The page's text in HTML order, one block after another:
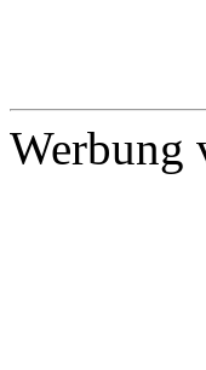
Werbung